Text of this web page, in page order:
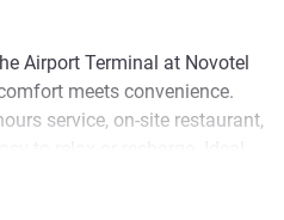
Airport Terminal at Novotel
meets convenience.
service, on-site restaurant,
fast access to the NEC,
Whether you are flying in or